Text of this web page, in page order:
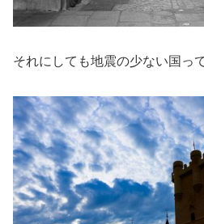
それにしても地震の少ない国っ